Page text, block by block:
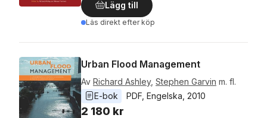
Lägg till
Läs direkt efter köp
Urban Flood Management
Av Richard Ashley, Stephen Garvin m. fl.
E-bok
PDF Engelska 2010
2 180 kr